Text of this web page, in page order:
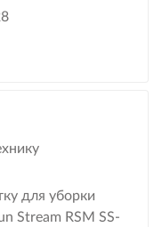
для уборки
Stream RSM SS-